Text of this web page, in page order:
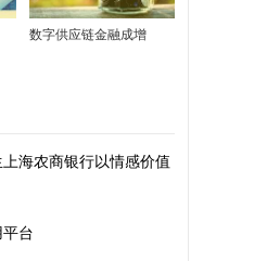
数字供应链金融成增
海农商银行以情感价值
台